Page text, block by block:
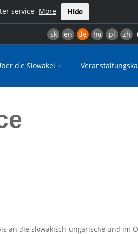
service More Hide
sk en de hu pl zh
die Slowakei
an die slowakisch-ungarische und im